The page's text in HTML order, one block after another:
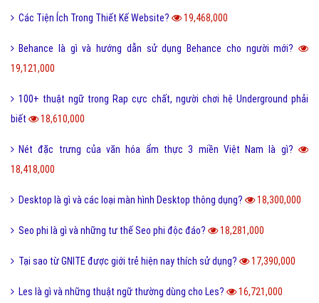
Các Tiện Ích Trong Thiết Kế Website? 19,468,000
Behance là gì và hướng dẫn sử dụng Behance cho người mới?
19,121,000
100+ thuật ngữ trong Rap cực chất, người chơi hệ Underground phải
biết
18,610,000
Nét đặc trưng của văn hóa ẩm thực 3 miền Việt Nam là gì?
18,418,000
Desktop là gì và các loại màn hình Desktop thông dụng? 18,300,000
Seo phi là gì và những tư thế Seo phi độc đáo? 18,281,000
Tại sao từ GNITE được giới trẻ hiện nay thích sử dụng? 17,390,000
Les là gì và những thuật ngữ thường dùng cho Les? 16,721,000